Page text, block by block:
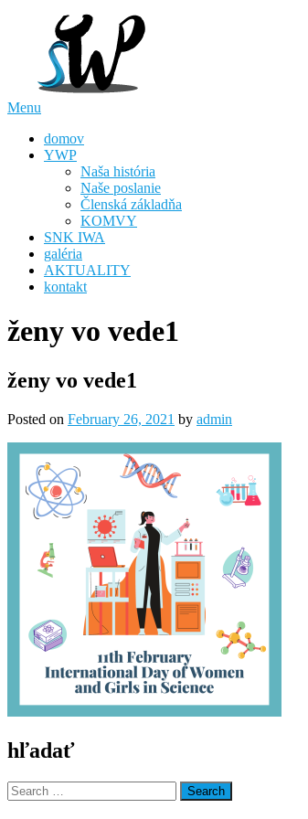
Menu
domov
YWP
Naša história
Naše poslanie
Členská základňa
KOMVY
SNK IWA
galéria
AKTUALITY
kontakt
ženy vo vede1
ženy vo vede1
Posted on February 26, 2021 by admin
hľadať
Search
for: